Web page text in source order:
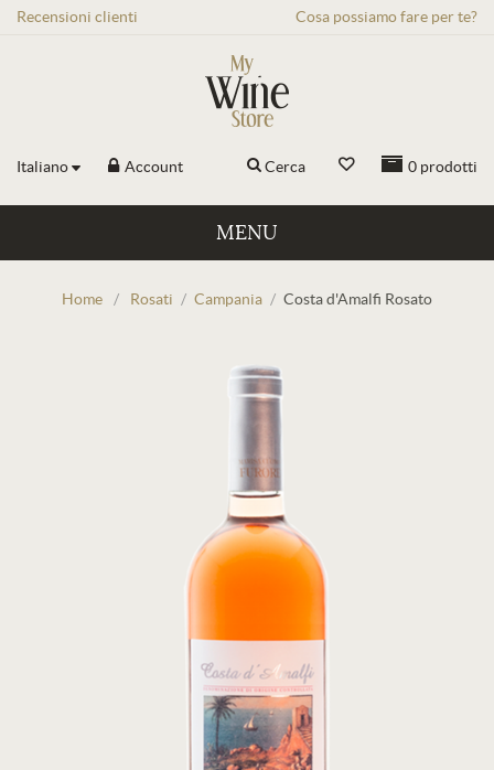
Recensioni clienti Cosa possiamo fare per te?
Italiano Account 0 prodotti
Cerca
MENU
Home / Rosati / Campania / Costa d'Amalfi Rosato